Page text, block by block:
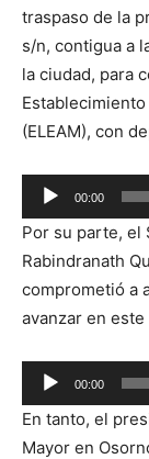
traspaso de la
s/n, contigua a
la ciudad, para
(ELEAM), con
Reproductor
de
audio
00:00
Por su parte, el
Rabindranath
comprometió a
avanzar en
Reproductor
de
audio
00:00
En tanto, el
Mayor en